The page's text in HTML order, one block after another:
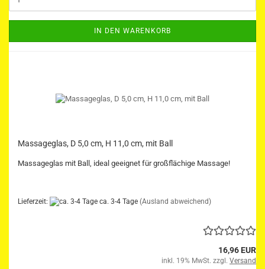
IN DEN WARENKORB
Massageglas, D 5,0 cm, H 11,0 cm, mit Ball
Massageglas mit Ball, ideal geeignet für großflächige Massage!
Lieferzeit: ca. 3-4 Tage (Ausland abweichend)
16,96 EUR
inkl. 19% MwSt. zzgl. Versand